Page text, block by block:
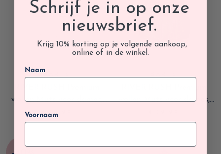
BARTS
wollen Muts voor dames,
€39,99
wollen Muts voor dames,
Schrijf je in op onze
nieuwsbrief.
Krijg 10% korting op je volgende aankoop,
online of in de winkel.
Naam
Voornaam